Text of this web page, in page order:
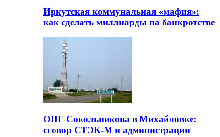
Иркутская коммунальная «мафия»:
как сделать миллиарды на банкротстве
ОПГ Сокольникова в Михайловке:
сговор СТЭК-М и администрации